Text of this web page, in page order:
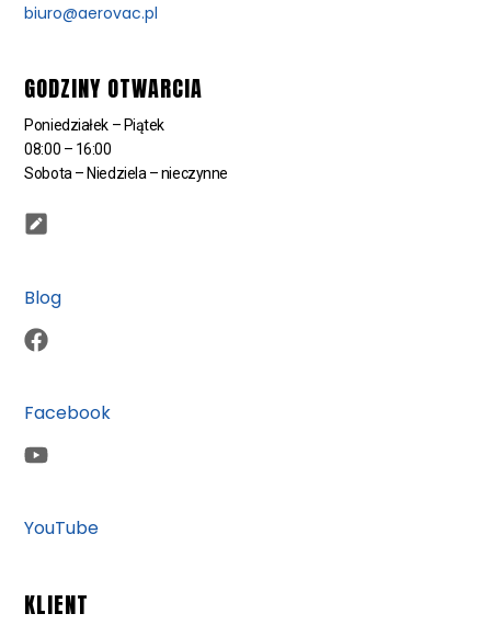
biuro@aerovac.pl
GODZINY OTWARCIA
Poniedziałek – Piątek
08:00 – 16:00
Sobota – Niedziela – nieczynne
Blog
Facebook
YouTube
KLIENT